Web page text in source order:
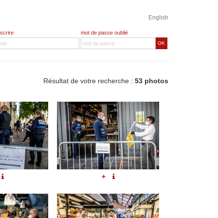
English
mot de passe oublié
OK
Résultat de votre recherche : 53 photos
+